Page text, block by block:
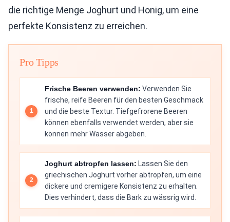
die richtige Menge Joghurt und Honig, um eine
perfekte Konsistenz zu erreichen.
Pro Tipps
Frische Beeren verwenden: Verwenden Sie
frische, reife Beeren für den besten Geschmack
und die beste Textur. Tiefgefrorene Beeren
können ebenfalls verwendet werden, aber sie
können mehr Wasser abgeben.
Joghurt abtropfen lassen: Lassen Sie den
griechischen Joghurt vorher abtropfen, um eine
dickere und cremigere Konsistenz zu erhalten.
Dies verhindert, dass die Bark zu wässrig wird.